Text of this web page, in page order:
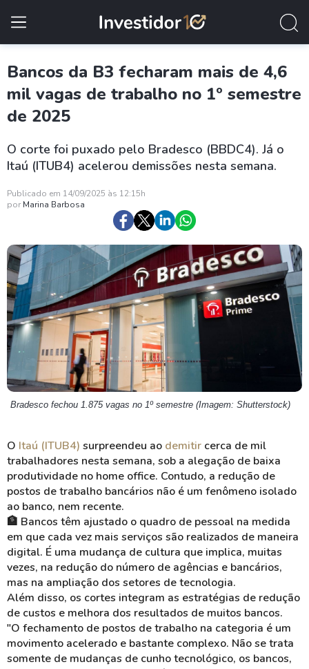
Bancos da B3 fecharam mais de 4,6
mil vagas de trabalho no 1º semestre
de 2025
O corte foi puxado pelo Bradesco (BBDC4). Já o
Itaú (ITUB4) acelerou demissões nesta semana.
Publicado em 14/09/2025 às 12:15h
por Marina Barbosa
Bradesco fechou 1.875 vagas no 1º semestre (Imagem: Shutterstock)
O Itaú (ITUB4) surpreendeu ao demitir cerca de mil
trabalhadores nesta semana, sob a alegação de baixa
produtividade no home office. Contudo, a redução de
postos de trabalho bancários não é um fenômeno isolado
ao banco, nem recente.
🏦 Bancos têm ajustado o quadro de pessoal na medida
em que cada vez mais serviços são realizados de maneira
digital. É uma mudança de cultura que implica, muitas
vezes, na redução do número de agências e bancários,
mas na ampliação dos setores de tecnologia.
Além disso, os cortes integram as estratégias de redução
de custos e melhora dos resultados de muitos bancos.
"O fechamento de postos de trabalho na categoria é um
movimento acelerado e bastante complexo. Não se trata
somente de mudanças de cunho tecnológico, os bancos,